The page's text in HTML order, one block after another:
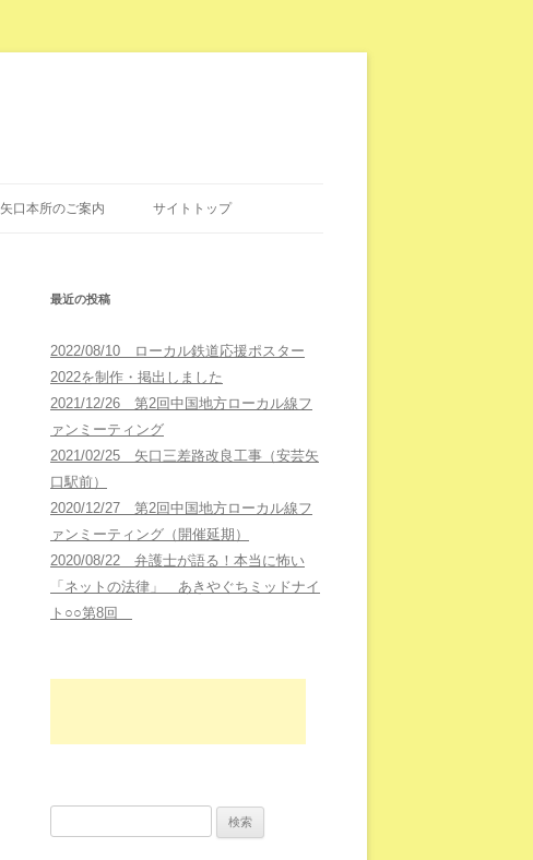
矢口本所のご案内 サイトトップ
最近の投稿
2022/08/10 ローカル鉄道応援ポスター
2022を制作・掲出しました
2021/12/26 第2回中国地方ローカル線フ
ァンミーティング
2021/02/25 矢口三差路改良工事（安芸矢
口駅前）
2020/12/27 第2回中国地方ローカル線フ
ァンミーティング（開催延期）
2020/08/22 弁護士が語る！本当に怖い
「ネットの法律」 あきやぐちミッドナイ
ト○○第8回